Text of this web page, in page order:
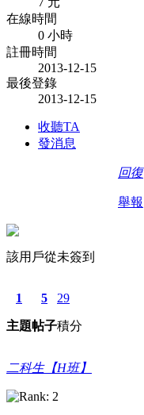
在線時間
0 小時
註冊時間
2013-12-15
最後登錄
2013-12-15
收聽TA
發消息
回復
舉報
該用戶從未簽到
1
主題
5
帖子
29
積分
二科生【H班】